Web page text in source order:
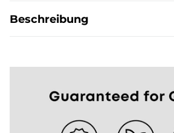
Beschreibung